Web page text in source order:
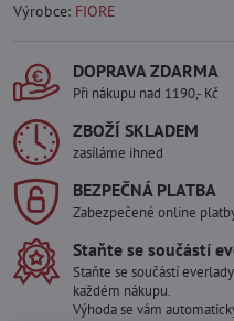
Výrobce: FIORE
DOPRAVA ZDARMA
Při nákupu nad 1190,- Kč
ZBOŽÍ SKLADEM
zasíláme ihned
BEZPEČNÁ PLATBA
Zabezpečené online
Staňte se součástí
Staňte se součástí
každém nákupu.
Výhoda se vám